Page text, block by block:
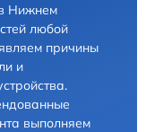
Нижнем
любой
причины
и
выполняем